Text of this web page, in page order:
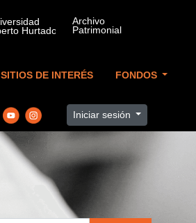
SITIOS DE INTERÉS FONDOS
Iniciar sesión